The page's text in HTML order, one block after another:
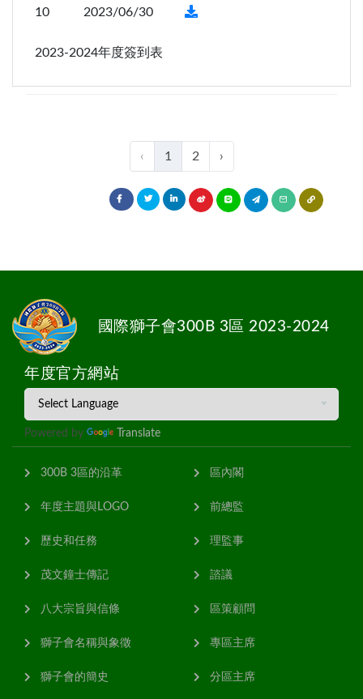
10 2023/06/30
2023-2024年度簽到表
‹ 1 2 ›
國際獅子會300B 3區 2023-2024
年度官方網站
Powered by Translate
300B 3區的沿革
年度主題與LOGO
歷史和任務
茂文鐘士傳記
八大宗旨與信條
獅子會名稱與象徵
獅子會的簡史
區內閣
前總監
理監事
諮議
區策顧問
專區主席
分區主席